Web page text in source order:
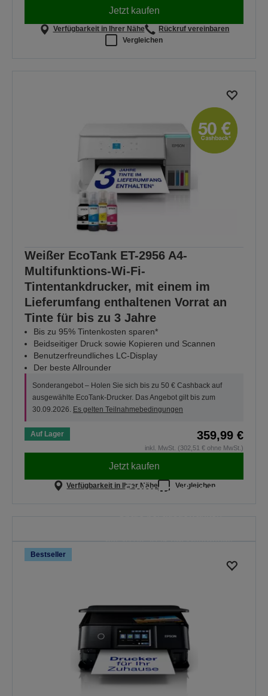
Jetzt kaufen
Verfügbarkeit in Ihrer Nähe
Rückruf vereinbaren
Vergleichen
Weißer EcoTank ET-2956 A4-
Multifunktions-Wi-Fi-
Tintentankdrucker, mit einem im
Lieferumfang enthaltenen Vorrat an
Tinte für bis zu 3 Jahre
Bis zu 95% Tintenkosten sparen*
Beidseitiger Druck sowie Kopieren und Scannen
Benutzerfreundliches LC-Display
Der beste Allrounder
Sonderangebot – Holen Sie sich bis zu 50 € Cashback auf
ausgewählte EcoTank-Drucker. Das Angebot gilt bis zum
30.09.2026. Es gelten Teilnahmebedingungen
Auf Lager 359,99 €
inkl. MwSt. (302,51 € ohne MwSt.)
Jetzt kaufen
Verfügbarkeit in Ihrer Nähe Vergleichen
Schulanfang
Bestseller